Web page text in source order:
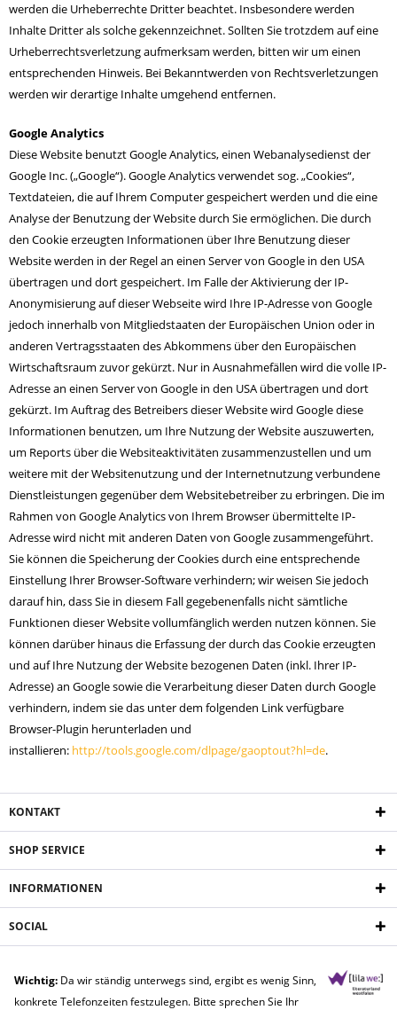
werden die Urheberrechte Dritter beachtet. Insbesondere werden
Inhalte Dritter als solche gekennzeichnet. Sollten Sie trotzdem auf eine
Urheberrechtsverletzung aufmerksam werden, bitten wir um einen
entsprechenden Hinweis. Bei Bekanntwerden von Rechtsverletzungen
werden wir derartige Inhalte umgehend entfernen.
Google Analytics
Diese Website benutzt Google Analytics, einen Webanalysedienst der
Google Inc. („Google“). Google Analytics verwendet sog. „Cookies“,
Textdateien, die auf Ihrem Computer gespeichert werden und die eine
Analyse der Benutzung der Website durch Sie ermöglichen. Die durch
den Cookie erzeugten Informationen über Ihre Benutzung dieser
Website werden in der Regel an einen Server von Google in den USA
übertragen und dort gespeichert. Im Falle der Aktivierung der IP-
Anonymisierung auf dieser Webseite wird Ihre IP-Adresse von Google
jedoch innerhalb von Mitgliedstaaten der Europäischen Union oder in
anderen Vertragsstaaten des Abkommens über den Europäischen
Wirtschaftsraum zuvor gekürzt. Nur in Ausnahmefällen wird die volle IP-
Adresse an einen Server von Google in den USA übertragen und dort
gekürzt. Im Auftrag des Betreibers dieser Website wird Google diese
Informationen benutzen, um Ihre Nutzung der Website auszuwerten,
um Reports über die Websiteaktivitäten zusammenzustellen und um
weitere mit der Websitenutzung und der Internetnutzung verbundene
Dienstleistungen gegenüber dem Websitebetreiber zu erbringen. Die im
Rahmen von Google Analytics von Ihrem Browser übermittelte IP-
Adresse wird nicht mit anderen Daten von Google zusammengeführt.
Sie können die Speicherung der Cookies durch eine entsprechende
Einstellung Ihrer Browser-Software verhindern; wir weisen Sie jedoch
darauf hin, dass Sie in diesem Fall gegebenenfalls nicht sämtliche
Funktionen dieser Website vollumfänglich werden nutzen können. Sie
können darüber hinaus die Erfassung der durch das Cookie erzeugten
und auf Ihre Nutzung der Website bezogenen Daten (inkl. Ihrer IP-
Adresse) an Google sowie die Verarbeitung dieser Daten durch Google
verhindern, indem sie das unter dem folgenden Link verfügbare
Browser-Plugin herunterladen und
installieren: http://tools.google.com/dlpage/gaoptout?hl=de.
KONTAKT
SHOP SERVICE
INFORMATIONEN
SOCIAL
Wichtig: Da wir ständig unterwegs sind, ergibt es wenig Sinn,
konkrete Telefonzeiten festzulegen. Bitte sprechen Sie Ihr